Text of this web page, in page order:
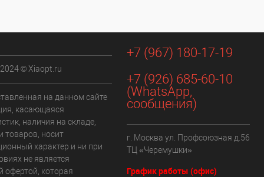
© Xiaopt.ru
на данном сайте
касающаяся
наличия на складе,
товаров, носит
характер и ни при
не является
офертой, которая
+7 (967) 180-17-19
+7 (926) 685-60-10
(WhatsApp,
сообщения)
г. Москва ул. Профсоюзная д.56
ТЦ «Черемушки»
График работы (офис)